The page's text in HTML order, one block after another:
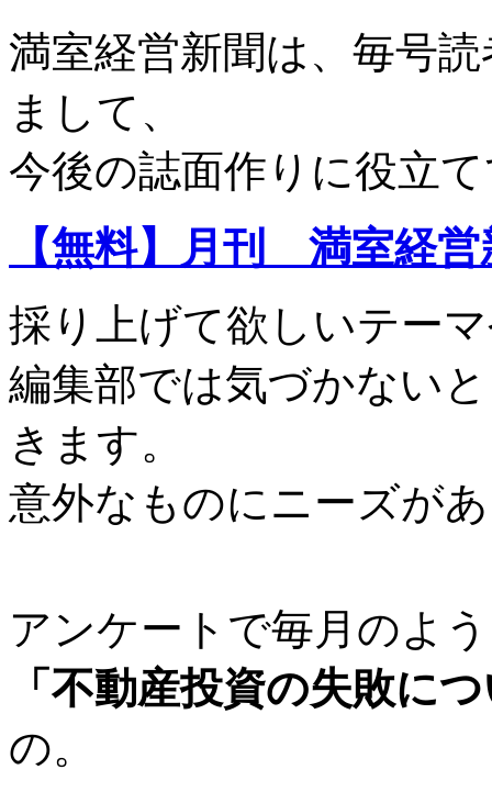
満室経営新聞は、毎号
まして、
今後の誌面作りに役立
【無料】月刊 満室経
採り上げて欲しいテー
編集部では気づかない
きます。
意外なものにニーズが
アンケートで毎月のよ
「不動産投資の失敗に
の。